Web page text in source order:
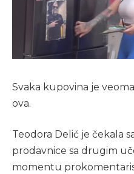
Svaka kupovina je
ova.
Teodora Delić je čekala
prodavnice sa drugim
momentu